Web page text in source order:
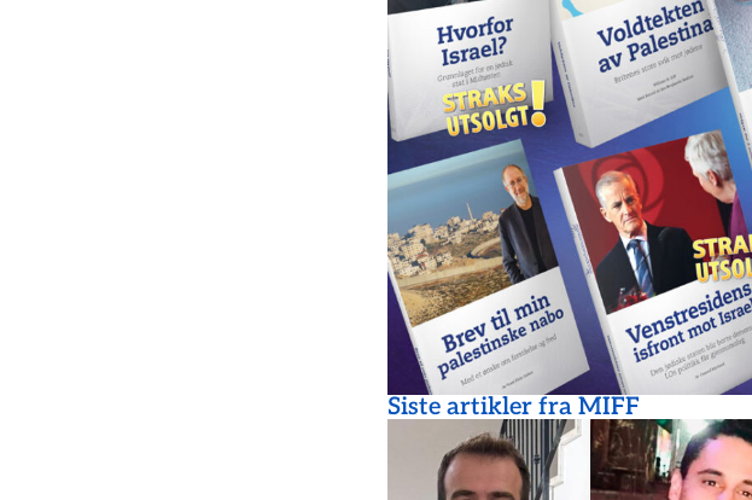
Siste artikler fra MIFF